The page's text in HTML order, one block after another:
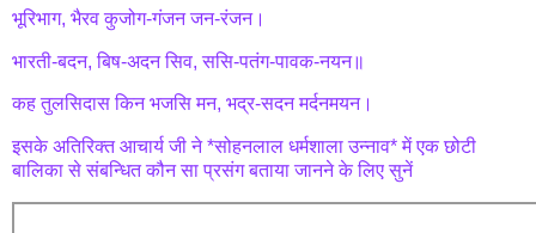
⁠भूरिभाग, भैरव कुजोग-गंजन जन-रंजन।
भारती-बदन, बिष-अदन सिव, ससि-पतंग-पावक-नयन॥
कह तुलसिदास किन भजसि मन, भद्र-सदन मर्दनमयन।
इसके अतिरिक्त आचार्य जी ने *सोहनलाल धर्मशाला उन्नाव* में एक छोटी
बालिका से संबन्धित कौन सा प्रसंग बताया जानने के लिए सुनें